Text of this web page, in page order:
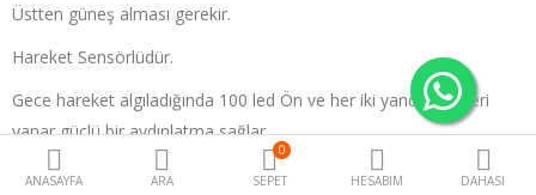
ANASAYFA ARA
0
SEPET
HESABIM DAHASI
Üstten güneş alması gerekir.
Hareket Sensörlüdür.
Gece hareket algıladığında 100 led Ön ve her iki yandaki ledleri
yanar güçlü bir aydınlatma sağlar.